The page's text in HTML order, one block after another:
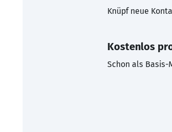
Knüpf neue
Kostenlos
Schon als Basis-